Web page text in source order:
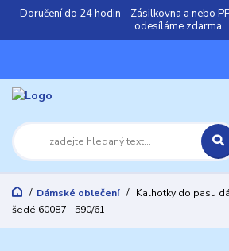
Doručení do 24 hodin - Zásilkovna a nebo
odesíláme zdarma
Dámské oblečení
Kalhotky do pasu
šedé 60087 - 590/61